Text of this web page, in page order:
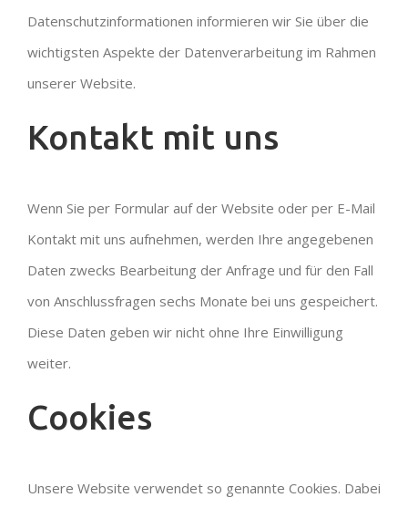
Datenschutzinformationen informieren wir Sie über die
wichtigsten Aspekte der Datenverarbeitung im Rahmen
unserer Website.
Kontakt mit uns
Wenn Sie per Formular auf der Website oder per E-Mail
Kontakt mit uns aufnehmen, werden Ihre angegebenen
Daten zwecks Bearbeitung der Anfrage und für den Fall
von Anschlussfragen sechs Monate bei uns gespeichert.
Diese Daten geben wir nicht ohne Ihre Einwilligung
weiter.
Cookies
Unsere Website verwendet so genannte Cookies. Dabei